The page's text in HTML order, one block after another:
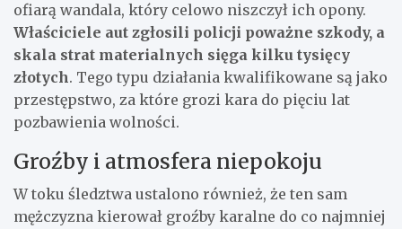
ofiarą wandala, który celowo niszczył ich opony.
Właściciele aut zgłosili policji poważne szkody, a
skala strat materialnych sięga kilku tysięcy
złotych. Tego typu działania kwalifikowane są jako
przestępstwo, za które grozi kara do pięciu lat
pozbawienia wolności.
Groźby i atmosfera niepokoju
W toku śledztwa ustalono również, że ten sam
mężczyzna kierował groźby karalne do co najmniej